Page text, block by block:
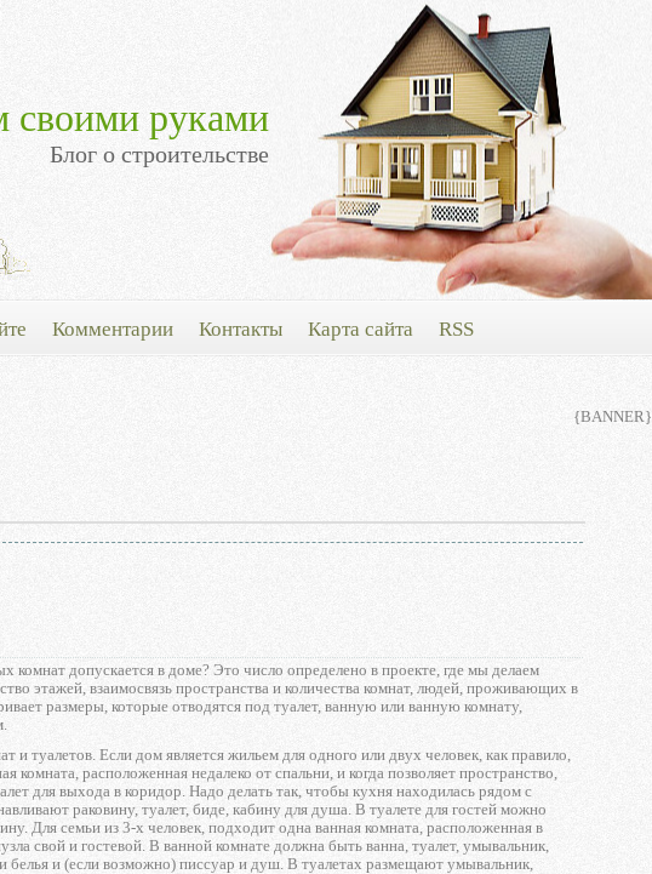
своими руками
Блог о строительстве
Комментарии Контакты Карта сайта RSS
{BANNER}
комнат допускается в доме? Это число определено в проекте, где мы делаем
этажей, взаимосвязь пространства и количества комнат, людей, проживающих в
размеры, которые отводятся под туалет, ванную или ванную комнату,
и туалетов. Если дом является жильем для одного или двух человек, как правило,
комната, расположенная недалеко от спальни, и когда позволяет пространство,
для выхода в коридор. Надо делать так, чтобы кухня находилась рядом с
раковину, туалет, биде, кабину для душа. В туалете для гостей можно
Для семьи из 3-х человек, подходит одна ванная комната, расположенная в
свой и гостевой. В ванной комнате должна быть ванна, туалет, умывальник,
белья и (если возможно) писсуар и душ. В туалетах размещают умывальник,